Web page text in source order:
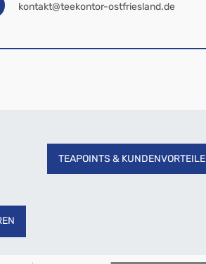
kontakt@teekontor-ostfriesland.de
TEAPOINTS & KUNDENVORTEILE